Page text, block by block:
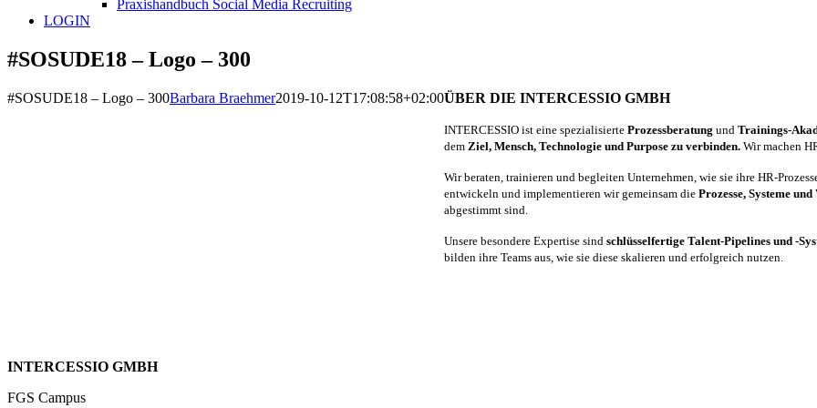
Praxishandbuch Social Media Recruiting
LOGIN
#SOSUDE18 – Logo – 300
#SOSUDE18 – Logo – 300Barbara Braehmer2019-10-12T17:08:58+02:00ÜBER DIE INTERCESSIO GMBH
INTERCESSIO ist eine spezialisierte Prozessberatung und Trainings-
dem Ziel, Mensch, Technologie und Purpose zu verbinden. Wir machen
Wir beraten, trainieren und begleiten Unternehmen, wie sie ihre HR-
entwickeln und implementieren wir gemeinsam die Prozesse, Systeme
abgestimmt sind.
Unsere besondere Expertise sind schlüsselfertige Talent-Pipelines und -
bilden ihre Teams aus, wie sie diese skalieren und erfolgreich nutzen.
INTERCESSIO GMBH
FGS Campus